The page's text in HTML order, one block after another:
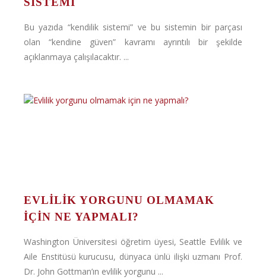
Bu yazıda “kendilik sistemi” ve bu sistemin bir parçası
olan “kendine güven” kavramı ayrıntılı bir şekilde
açıklanmaya çalışılacaktır. ...
EVLILIK YORGUNU OLMAMAK
IÇIN NE YAPMALI?
Washington Üniversitesi öğretim üyesi, Seattle Evlilik ve
Aile Enstitüsü kurucusu, dünyaca ünlü ilişki uzmanı Prof.
Dr. John Gottman’ın evlilik yorgunu ...